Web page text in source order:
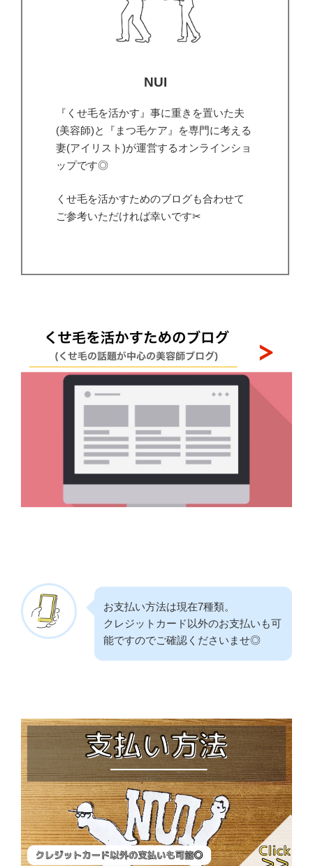
NUI
『くせ毛を活かす』事に重きを置いた夫
(美容師)と『まつ毛ケア』を専門に考える
妻(アイリスト)が運営するオンラインショ
ップです◎
くせ毛を活かすためのブログも合わせて
ご参考いただければ幸いです✂︎
お支払い方法は現在7種類。
クレジットカード以外のお支払いも可
能ですのでご確認くださいませ◎